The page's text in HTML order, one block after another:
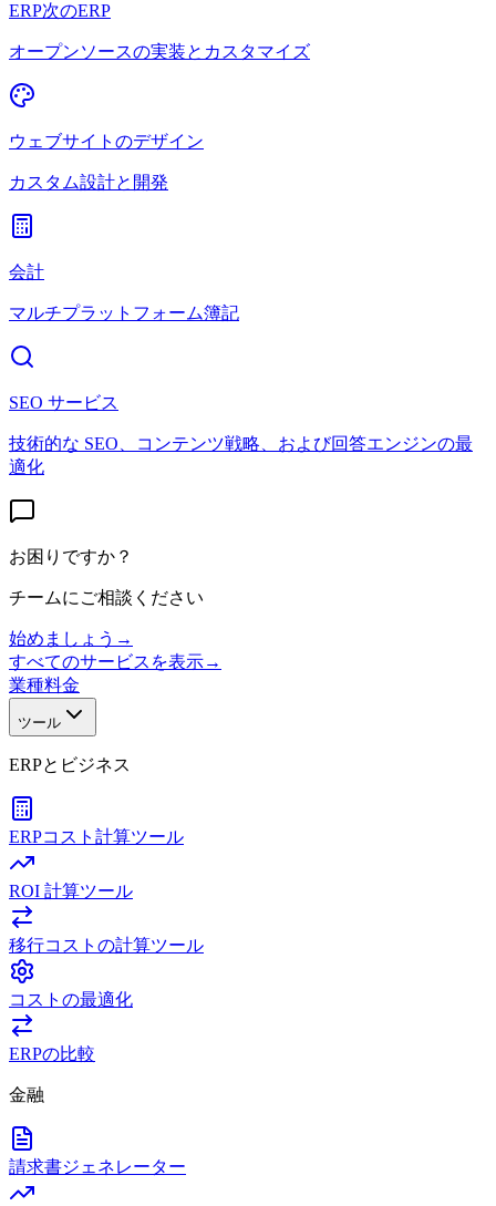
ERP次のERP
オープンソースの実装とカスタマイズ
ウェブサイトのデザイン
カスタム設計と開発
会計
マルチプラットフォーム簿記
SEO サービス
技術的な SEO、コンテンツ戦略、および回答エンジンの最
適化
お困りですか？
チームにご相談ください
始めましょう →
すべてのサービスを表示→
業種料金
ツール
ERPとビジネス
ERPコスト計算ツール
ROI 計算ツール
移行コストの計算ツール
コストの最適化
ERPの比較
金融
請求書ジェネレーター